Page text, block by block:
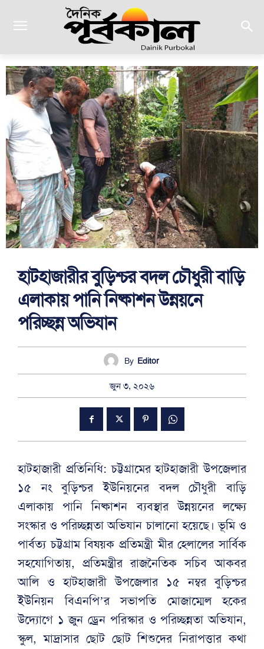
হাটহাজারীর বুড়িশ্চর বদল চৌধুরী বাড়ি
এলাকায় পানি নিষ্কাশন উন্নয়নে
পরিচ্ছন্ন অভিযান
By Editor
জুন ৩, ২০২৬
হাটহাজারী প্রতিনিধি: চট্টগ্রামের হাটহাজারী উপজেলার
১৫ নং বুড়িশ্চর ইউনিয়নের বদল চৌধুরী বাড়ি
এলাকায় পানি নিষ্কাশন ব্যবস্থার উন্নয়নের লক্ষ্যে
সংস্কার ও পরিচ্ছন্নতা অভিযান চালানো হয়েছে। ভূমি ও
পার্বত্য চট্টগ্রাম বিষয়ক প্রতিমন্ত্রী মীর হেলালের সার্বিক
সহযোগিতায়, প্রতিমন্ত্রীর রাজনৈতিক সচিব আকবর
আলি ও হাটহাজারী উপজেলার ১৫ নম্বর বুড়িশ্চর
ইউনিয়ন বিএনপি’র সভাপতি মোজাম্মেল হকের
উদ্যোগে ১ জুন ড্রেন পরিস্কার ও পরিচ্ছন্নতা অভিযান,
স্কুল, মাদ্রাসার ছোট ছোট শিশুদের নিরাপত্তার কথা